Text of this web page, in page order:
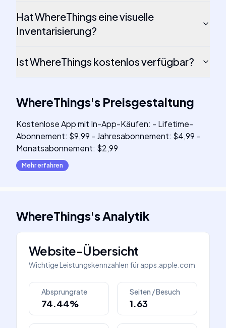
Hat WhereThings eine visuelle
Inventarisierung?
Ist WhereThings kostenlos verfügbar?
WhereThings's Preisgestaltung
Kostenlose App mit In-App-Käufen: - Lifetime-
Abonnement: $9,99 - Jahresabonnement: $4,99 -
Monatsabonnement: $2,99
Mehr erfahren
WhereThings'sAnalytik
Website-Übersicht
Wichtige Leistungskennzahlen fürapps.apple.com
Absprungrate
74.44%
Seiten / Besuch
1.63